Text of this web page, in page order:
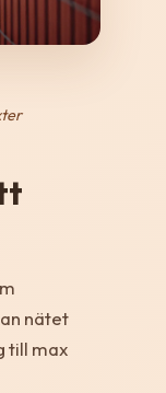
nätet
till max